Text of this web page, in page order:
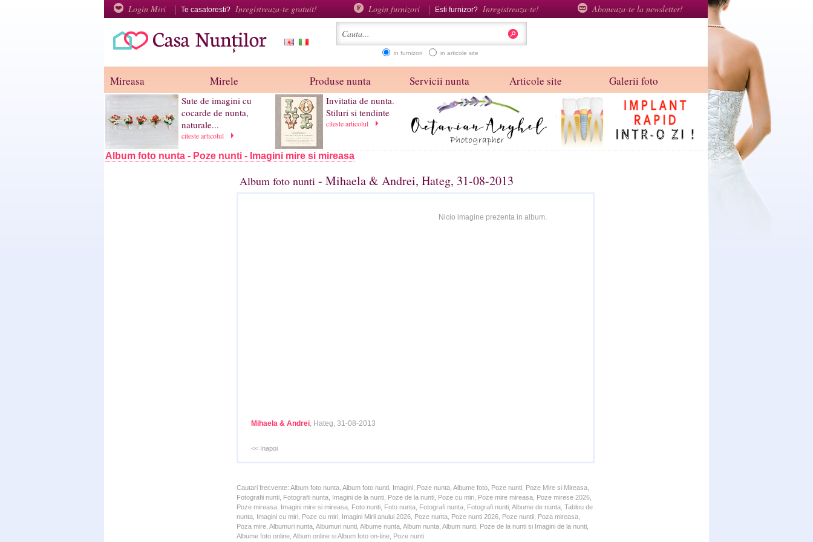
Login Miri Te casatoresti? Inregistreaza-te gratuit! Login furnizori Esti furnizor? Inregistreaza-te! Aboneaza-te la newsletter!
in furnizori in articole site
Mireasa Mirele Produse nunta Servicii nunta Articole site Galerii foto
Sute de imagini cu
cocarde de nunta,
naturale...
citeste articolul
Invitatia de nunta.
Stiluri si tendinte
citeste articolul
Album foto nunta - Poze nunti - Imagini mire si mireasa
Album foto nunti - Mihaela & Andrei, Hateg, 31-08-2013
Nicio imagine prezenta in album.
Mihaela & Andrei, Hateg, 31-08-2013
<< Inapoi
Cautari frecvente: Album foto nunta, Album foto nunti, Imagini, Poze nunta, Albume foto, Poze nunti, Poze Mire si Mireasa,
Fotografii nunti, Fotografii nunta, Imagini de la nunti, Poze de la nunti, Poze cu miri, Poze mire mireasa, Poze mirese 2026,
Poze mireasa, Imagini mire si mireasa, Foto nunti, Foto nunta, Fotografi nunta, Fotografi nunti, Albume de nunta, Tablou de
nunta, Imagini cu miri, Poze cu miri, Imagini Mirii anului 2026, Poze nunta, Poze nunti 2026, Poze nuntii, Poza mireasa,
Poza mire, Albumuri nunta, Albumuri nunti, Albume nunta, Album nunta, Album nunti, Poze de la nunti si Imagini de la nunti,
Albume foto online, Album online si Album foto on-line, Poze nunti.